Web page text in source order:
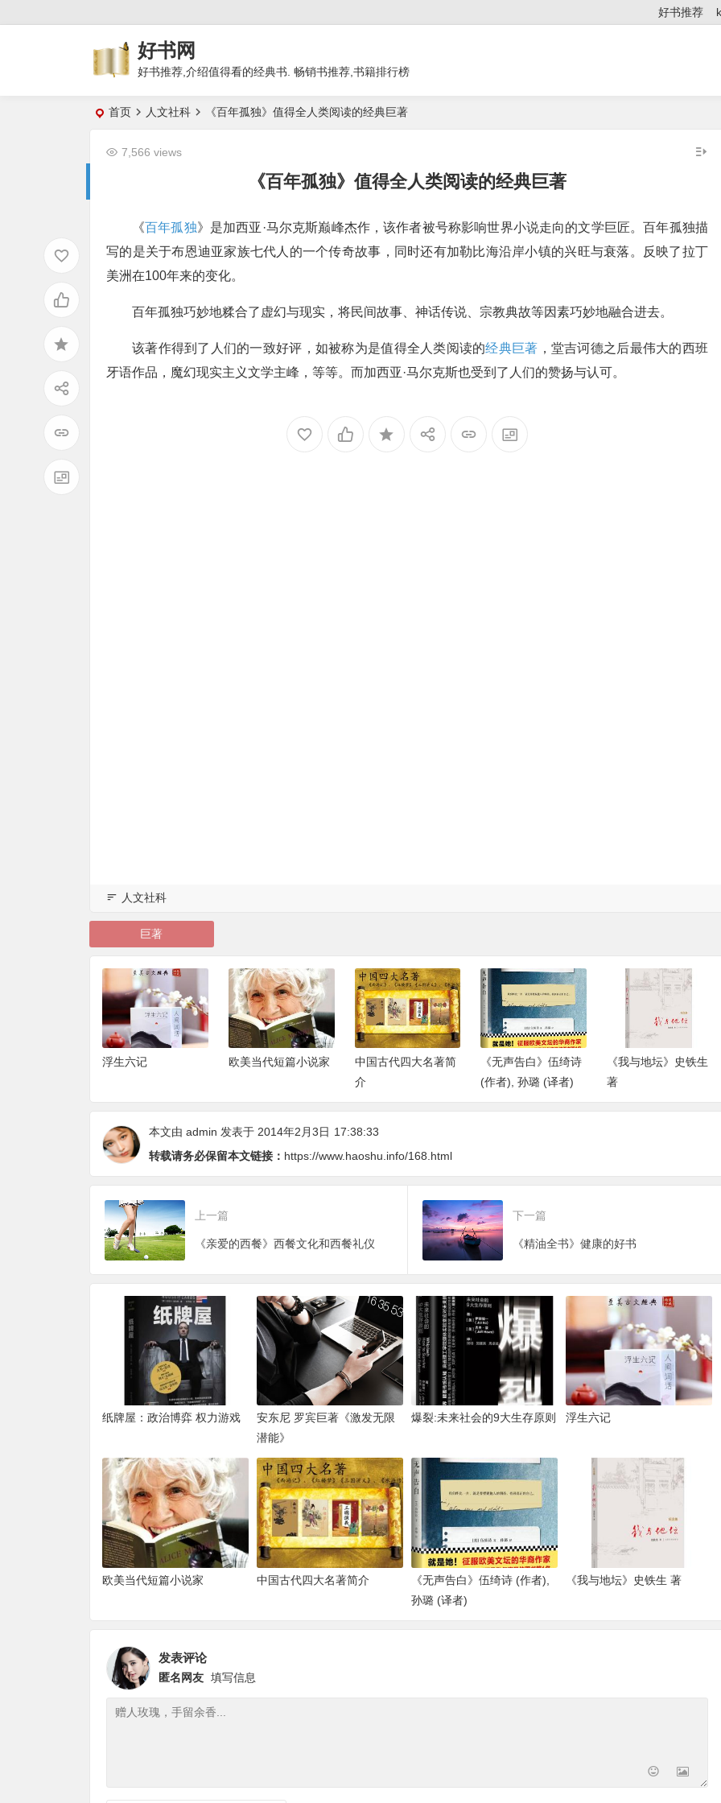
好书推荐
好书网
好书推荐,介绍值得看的经典书. 畅销书推荐,书籍排行榜
首页 人文社科 《百年孤独》值得全人类阅读的经典巨著
《百年孤独》值得全人类阅读的经典巨著
7,566 views
《百年孤独》是加西亚·马尔克斯巅峰杰作，该作者被号称影响世界小说走向的文学巨匠。百年孤独描
写的是关于布恩迪亚家族七代人的一个传奇故事，同时还有加勒比海沿岸小镇的兴旺与衰落。反映了拉丁
美洲在100年来的变化。
百年孤独巧妙地糅合了虚幻与现实，将民间故事、神话传说、宗教典故等因素巧妙地融合进去。
该著作得到了人们的一致好评，如被称为是值得全人类阅读的经典巨著 ，堂吉诃德之后最伟大的西班
牙语作品，魔幻现实主义文学主峰，等等。而加西亚·马尔克斯也受到了人们的赞扬与认可。
人文社科
巨著
浮生六记 欧美当代短篇小说家
中国古代四大名著简
介
《无声告白》伍绮诗
(作者), 孙璐 (译者)
《我与地坛》史铁生
著
本文由 admin 发表于 2014年2月3日 17:38:33
转载请务必保留本文链接： https://www.haoshu.info/168.html
上一篇
《亲爱的西餐》西餐文化和西餐礼仪
下一篇
《精油全书》健康的好书
纸牌屋：政治博弈 权力游戏
安东尼 罗宾巨著《激发无限
潜能》
爆裂:未来社会的9大生存原则 浮生六记
欧美当代短篇小说家 中国古代四大名著简介
《无声告白》伍绮诗 (作者),
孙璐 (译者)
《我与地坛》史铁生 著
发表评论
匿名网友 填写信息